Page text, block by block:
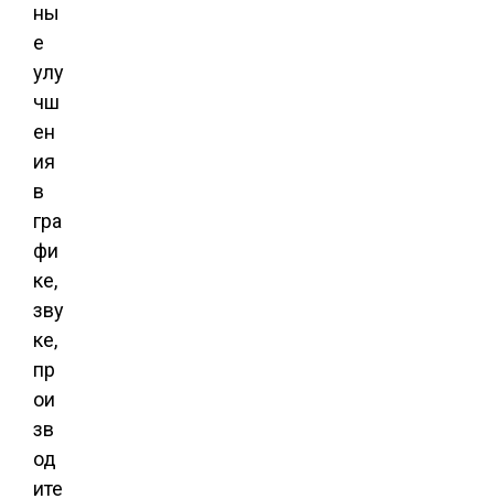
ны
е
улу
чш
ен
ия
в
гра
фи
ке,
зву
ке,
пр
ои
зв
од
ите